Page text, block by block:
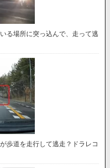
る場所に突っ込んで、走って逃
歩道を走行して逃走？ドラレコ